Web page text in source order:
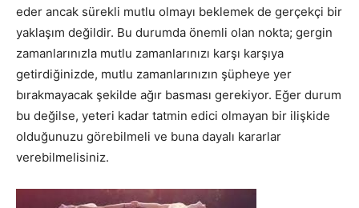
eder ancak sürekli mutlu olmayı beklemek de gerçekçi bir
yaklaşım değildir. Bu durumda önemli olan nokta; gergin
zamanlarınızla mutlu zamanlarınızı karşı karşıya
getirdiğinizde, mutlu zamanlarınızın şüpheye yer
bırakmayacak şekilde ağır basması gerekiyor. Eğer durum
bu değilse, yeteri kadar tatmin edici olmayan bir ilişkide
olduğunuzu görebilmeli ve buna dayalı kararlar
verebilmelisiniz.